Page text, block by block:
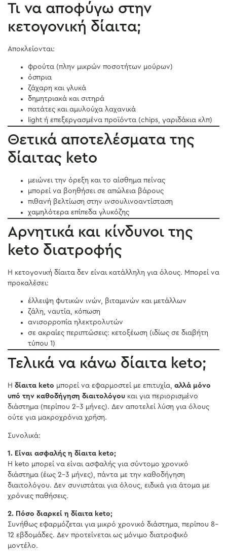
Τι να αποφύγω στην
κετογονική δίαιτα;
Αποκλείονται:
φρούτα (πλην μικρών ποσοτήτων μούρων)
όσπρια
ζάχαρη και γλυκά
δημητριακά και σιτηρά
πατάτες και αμυλούχα λαχανικά
light ή επεξεργασμένα προϊόντα (chips, γαριδάκια κλπ)
Θετικά αποτελέσματα της
δίαιτας keto
μειώνει την όρεξη και το αίσθημα πείνας
μπορεί να βοηθήσει σε απώλεια βάρους
πιθανή βελτίωση στην ινσουλινοαντίσταση
χαμηλότερα επίπεδα γλυκόζης
Αρνητικά και κίνδυνοι της
keto διατροφής
Η κετογονική δίαιτα δεν είναι κατάλληλη για όλους. Μπορεί να
προκαλέσει:
έλλειψη φυτικών ινών, βιταμινών και μετάλλων
ζάλη, ναυτία, κόπωση
ανισορροπία ηλεκτρολυτών
σε ακραίες περιπτώσεις: κετοξέωση (ιδίως σε διαβήτη
τύπου 1)
Τελικά να κάνω δίαιτα keto;
Η δίαιτα keto μπορεί να εφαρμοστεί με επιτυχία, αλλά μόνο
υπό την καθοδήγηση διαιτολόγου και για περιορισμένο
διάστημα (περίπου 2–3 μήνες). Δεν αποτελεί λύση για όλους
ούτε για μακροχρόνια χρήση.
Συνολικά:
1. Είναι ασφαλής η δίαιτα keto;
Η keto μπορεί να είναι ασφαλής για σύντομο χρονικό
διάστημα (έως 2–3 μήνες), πάντα με την καθοδήγηση
διαιτολόγου. Δεν συνιστάται για όλους, ειδικά για άτομα με
χρόνιες παθήσεις.
2. Πόσο διαρκεί η δίαιτα keto;
Συνήθως εφαρμόζεται για μικρό χρονικό διάστημα, περίπου 8–
12 εβδομάδες. Δεν προτείνεται ως μόνιμο διατροφικό
μοντέλο.